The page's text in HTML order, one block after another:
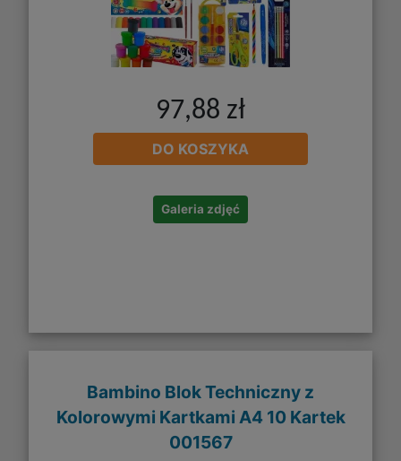
97,88 zł
DO KOSZYKA
Galeria zdjęć
Bambino Blok Techniczny z
Kolorowymi Kartkami A4 10 Kartek
001567